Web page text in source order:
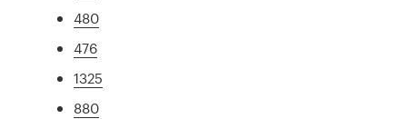
480
476
1325
880